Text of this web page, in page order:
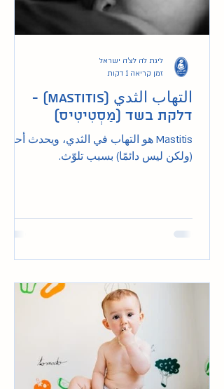
التهاب الثدي (Mastitis) -
דלקת בשד (מַסְטִיטִיס)
Mastitis هو التهاب في الثدي، ويحدث أحيانًا
(ولكن ليس دائمًا) بسبب تلوّث.
ליגת לה לצ'ה ישראל
זמן קריאה 1 דקות